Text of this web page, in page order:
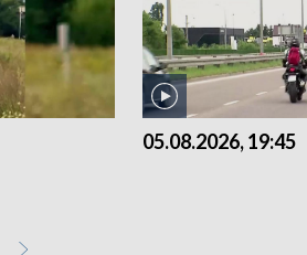
05.08.2026, 19:45